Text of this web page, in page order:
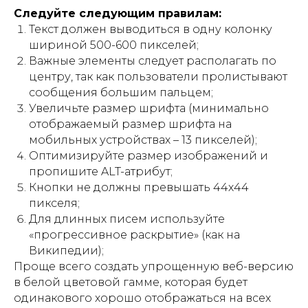
Следуйте следующим правилам:
Текст должен выводиться в одну колонку
шириной 500-600 пикселей;
Важные элементы следует располагать по
центру, так как пользователи пролистывают
сообщения большим пальцем;
Увеличьте размер шрифта (минимально
отображаемый размер шрифта на
мобильных устройствах – 13 пикселей);
Оптимизируйте размер изображений и
пропишите ALT-атрибут;
Кнопки не должны превышать 44х44
пикселя;
Для длинных писем используйте
«прогрессивное раскрытие» (как на
Википедии);
Проще всего создать упрощенную веб-версию
в белой цветовой гамме, которая будет
одинакового хорошо отображаться на всех